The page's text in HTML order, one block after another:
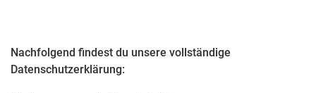
Nachfolgend findest du unsere vollständige
Datenschutzerklärung: